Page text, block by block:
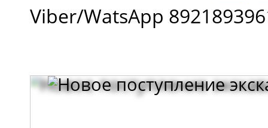
Viber/WatsApp